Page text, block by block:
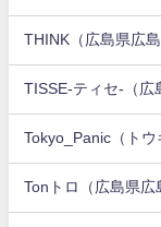
THINK（広島県広島
TISSE-ティセ-（広
Tokyo_Panic（トウ
Tonトロ（広島県広